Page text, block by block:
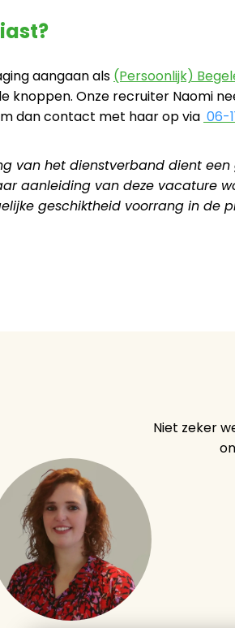
aangaan als (Persoonlijk)
knoppen. Onze recruiter Naomi
dan contact met haar op via 06-
van het dienstverband dient
aanleiding van deze vacature
geschiktheid voorrang in de
Niet zeker